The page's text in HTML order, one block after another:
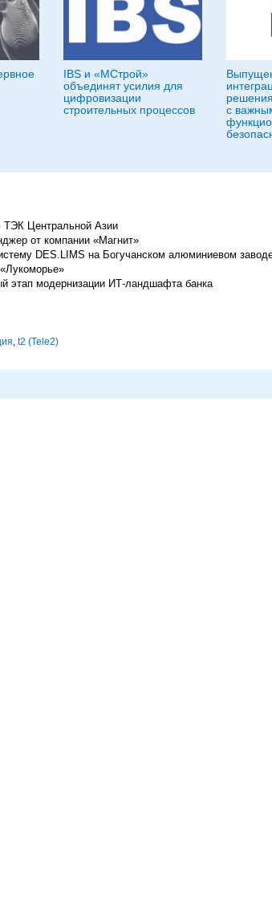
IBS и «МСтрой»
объединят усилия для
цифровизации
строительных процессов
с
ТЭК Центральной Азии
от компании «Магнит»
DES.LIMS на Богучанском алюминиевом
этап модернизации ИТ-ландшафта банка
, t2 (Tele2)